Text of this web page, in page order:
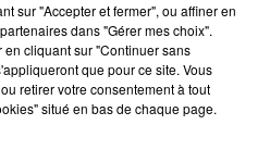
sur "Accepter et fermer", ou affiner en
dans "Gérer mes choix".
cliquant sur "Continuer sans
que pour ce site. Vous
retirer votre consentement à tout
situé en bas de chaque page.